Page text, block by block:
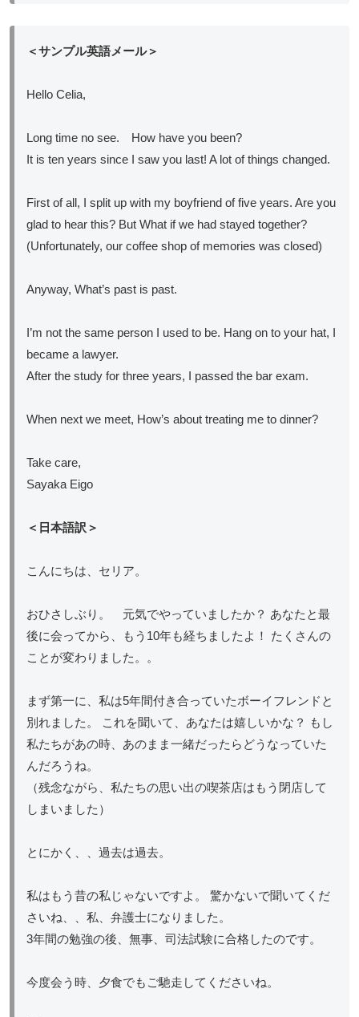
＜サンプル英語メール＞
Hello Celia,
Long time no see. How have you been?
It is ten years since I saw you last! A lot of things changed.
First of all, I split up with my boyfriend of five years. Are you
glad to hear this? But What if we had stayed together?
(Unfortunately, our coffee shop of memories was closed)
Anyway, What’s past is past.
I’m not the same person I used to be. Hang on to your hat, I
became a lawyer.
After the study for three years, I passed the bar exam.
When next we meet, How’s about treating me to dinner?
Take care,
Sayaka Eigo
＜日本語訳＞
こんにちは、セリア。
おひさしぶり。 元気でやっていましたか？ あなたと最
後に会ってから、もう10年も経ちましたよ！ たくさんの
ことが変わりました。。
まず第一に、私は5年間付き合っていたボーイフレンドと
別れました。 これを聞いて、あなたは嬉しいかな？ もし
私たちがあの時、あのまま一緒だったらどうなっていた
んだろうね。
（残念ながら、私たちの思い出の喫茶店はもう閉店して
しまいました）
とにかく、、過去は過去。
私はもう昔の私じゃないですよ。 驚かないで聞いてくだ
さいね、、私、弁護士になりました。
3年間の勉強の後、無事、司法試験に合格したのです。
今度会う時、夕食でもご馳走してくださいね。